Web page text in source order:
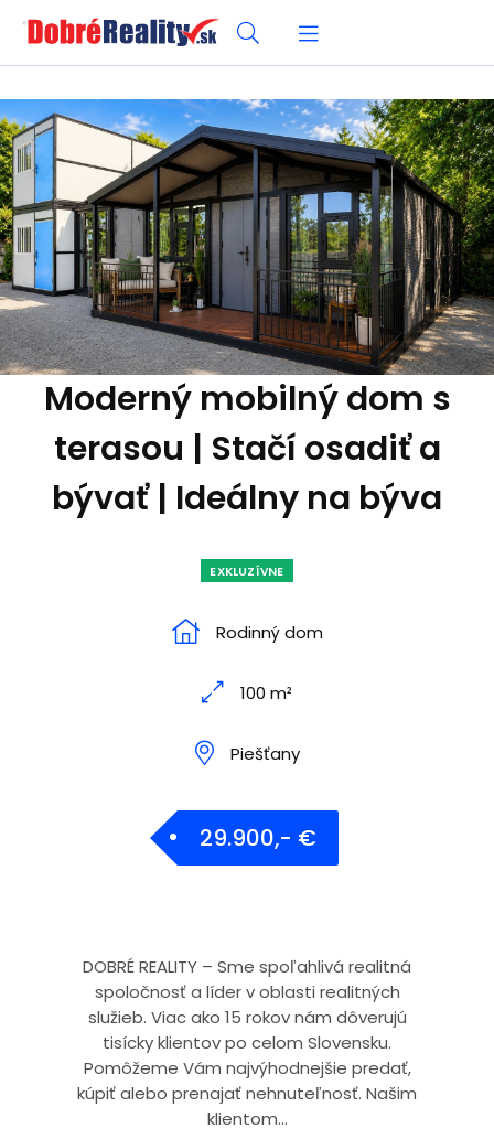
Moderný mobilný dom s
terasou | Stačí osadiť a
bývať | Ideálny na býva
EXKLUZÍVNE
Rodinný dom
100 m²
Piešťany
29.900,- €
DOBRÉ REALITY – Sme spoľahlivá realitná
spoločnosť a líder v oblasti realitných
služieb. Viac ako 15 rokov nám dôverujú
tisícky klientov po celom Slovensku.
Pomôžeme Vám najvýhodnejšie predať,
kúpiť alebo prenajať nehnuteľnosť. Našim
klientom...